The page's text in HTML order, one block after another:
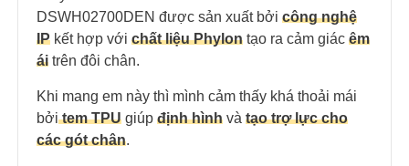
DSWH02700DEN được sản xuất bởi công nghệ
IP kết hợp với chất liệu Phylon tạo ra cảm giác êm
ái trên đôi chân.
Khi mang em này thì mình cảm thấy khá thoải mái
bởitem TPU giúp định hình và tạo trợ lực cho
các gót chân.